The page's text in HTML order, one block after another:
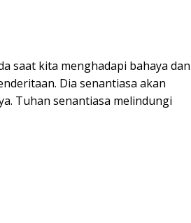
saat kita menghadapi bahaya dan
Dia senantiasa akan
Tuhan senantiasa melindungi